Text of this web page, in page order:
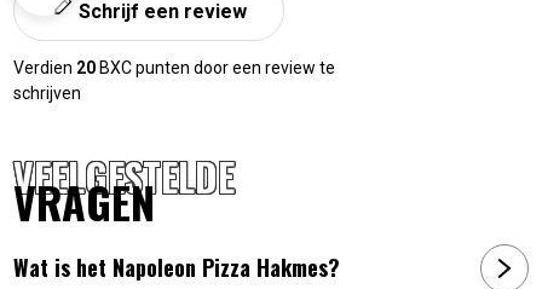
Schrijf een review
Verdien 20 BXC punten door een review te
schrijven
VEELGESTELDE
VRAGEN
Wat is het Napoleon Pizza Hakmes?